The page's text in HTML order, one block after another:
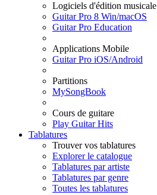
Logiciels d'édition musicale
Guitar Pro 8 Win/macOS
Guitar Pro Education
Applications Mobile
Guitar Pro iOS/Android
Partitions
MySongBook
Cours de guitare
Play Guitar Hits
Tablatures
Trouver vos tablatures
Explorer le catalogue
Tablatures par artiste
Tablatures par genre
Toutes les tablatures